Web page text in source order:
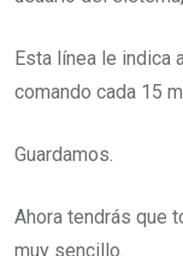
Esta línea le indica
comando cada 15
Guardamos.
Ahora tendrás que
muy sencillo.